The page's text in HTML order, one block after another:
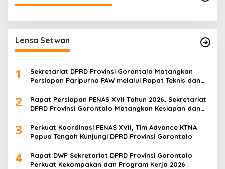
Lensa Setwan
1
Sekretariat DPRD Provinsi Gorontalo Matangkan
Persiapan Paripurna PAW melalui Rapat Teknis dan
2
Rapat Persiapan PENAS XVII Tahun 2026, Sekretariat
DPRD Provinsi Gorontalo Matangkan Kesiapan dan
3
Perkuat Koordinasi PENAS XVII, Tim Advance KTNA
Papua Tengah Kunjungi DPRD Provinsi Gorontalo
4
Rapat DWP Sekretariat DPRD Provinsi Gorontalo
Perkuat Kekompakan dan Program Kerja 2026